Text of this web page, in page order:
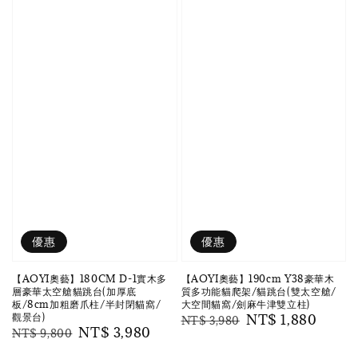
優惠
【AOYI奧藝】180CM D-1實木多
層豪華太空艙貓跳台(加厚底
板/8cm加粗磨爪柱/半封閉貓窩/
觀景台)
Regular
NT$ 9,800 Sale
NT$ 3,980
優惠
【AOYI奧藝】190cm Y38豪華木
質多功能貓爬架/貓跳台(雙太空艙/
大空間貓窩/劍麻牛津雙立柱)
Regular
NT$ 3,980 Sale
NT$ 1,880